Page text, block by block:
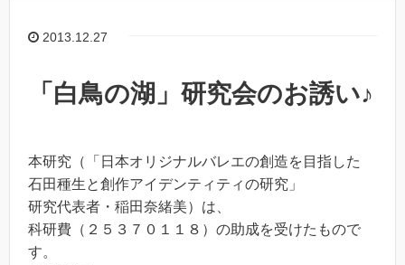
2013.12.27
「白鳥の湖」研究会のお誘い♪
本研究（「日本オリジナルバレエの創造を目指した
石田種生と創作アイデンティティの研究」
研究代表者・稲田奈緒美）は、
科研費（２５３７０１１８）の助成を受けたもので
す。